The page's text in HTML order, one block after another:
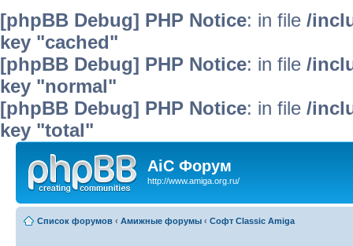
[phpBB Debug] PHP Notice: in file /
key "cached"
[phpBB Debug] PHP Notice: in file /
key "normal"
[phpBB Debug] PHP Notice: in file /
key "total"
AiC Форум
http://www.amiga.org.ru/
Список форумов ‹ Амижные форумы ‹ Софт Classic Amiga